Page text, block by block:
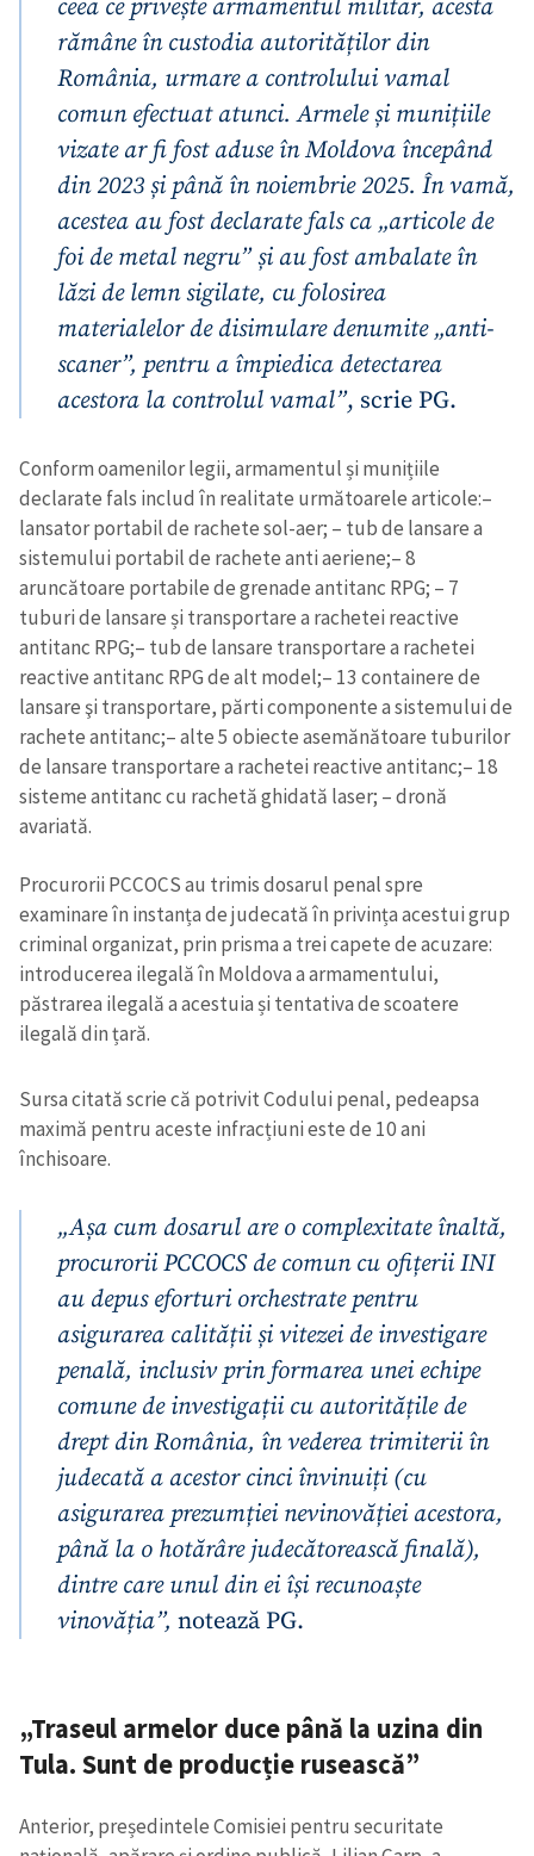
ceea ce privește armamentul militar, acesta
rămâne în custodia autorităților din
România, urmare a controlului vamal
comun efectuat atunci. Armele și munițiile
vizate ar fi fost aduse în Moldova începând
din 2023 și până în noiembrie 2025. În vamă,
acestea au fost declarate fals ca „articole de
foi de metal negru” și au fost ambalate în
lăzi de lemn sigilate, cu folosirea
materialelor de disimulare denumite „anti-
scaner”, pentru a împiedica detectarea
acestora la controlul vamal”, scrie PG.
Conform oamenilor legii, armamentul și munițiile
declarate fals includ în realitate următoarele articole:–
lansator portabil de rachete sol-aer; – tub de lansare a
sistemului portabil de rachete anti aeriene;– 8
aruncătoare portabile de grenade antitanc RPG; – 7
tuburi de lansare și transportare a rachetei reactive
antitanc RPG;– tub de lansare transportare a rachetei
reactive antitanc RPG de alt model;– 13 containere de
lansare şi transportare, părti componente a sistemului de
rachete antitanc;– alte 5 obiecte asemănătoare tuburilor
de lansare transportare a rachetei reactive antitanc;– 18
sisteme antitanc cu rachetă ghidată laser; – dronă
avariată.
Procurorii PCCOCS au trimis dosarul penal spre
examinare în instanța de judecată în privința acestui grup
criminal organizat, prin prisma a trei capete de acuzare:
introducerea ilegală în Moldova a armamentului,
păstrarea ilegală a acestuia și tentativa de scoatere
ilegală din țară.
Sursa citată scrie că potrivit Codului penal, pedeapsa
maximă pentru aceste infracțiuni este de 10 ani
închisoare.
„Așa cum dosarul are o complexitate înaltă,
procurorii PCCOCS de comun cu ofițerii INI
au depus eforturi orchestrate pentru
asigurarea calității și vitezei de investigare
penală, inclusiv prin formarea unei echipe
comune de investigații cu autoritățile de
drept din România, în vederea trimiterii în
judecată a acestor cinci învinuiți (cu
asigurarea prezumției nevinovăției acestora,
până la o hotărâre judecătorească finală),
dintre care unul din ei își recunoaște
vinovăția”, notează PG.
„Traseul armelor duce până la uzina din
Tula. Sunt de producție rusească”
Anterior, președintele Comisiei pentru securitate